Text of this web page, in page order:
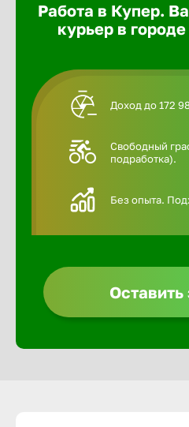
Работа в Купер.
курьер в
Доход до 172
Свободный
подработка).
Без опыта.
Оставить